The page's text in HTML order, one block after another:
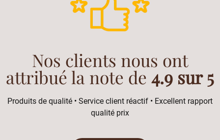
Nos clients nous ont
attribué la note de 4.9 sur 5
Produits de qualité • Service client réactif • Excellent rapport
qualité prix